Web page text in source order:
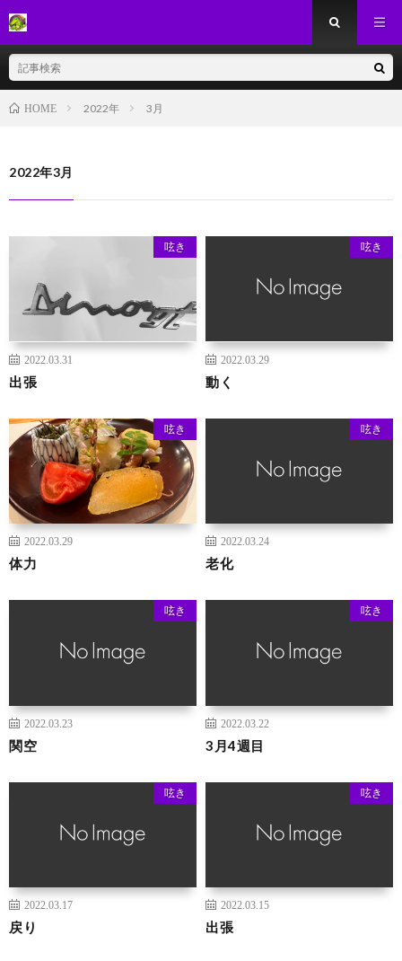
HOME 2022年 3月
2022年3月
呟き
2022.03.31
出張
呟き
2022.03.29
動く
呟き
2022.03.29
体力
呟き
2022.03.24
老化
呟き
2022.03.23
関空
呟き
2022.03.22
3月4週目
呟き
2022.03.17
戻り
呟き
2022.03.15
出張